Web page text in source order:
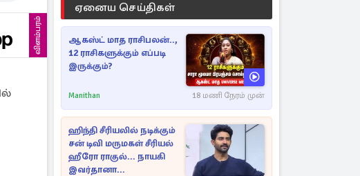
விளம்பரம்
ஏனைய செய்திகள்
ஆகஸ்ட் மாத ராசிபலன்..,
12 ராசிகளுக்கும் எப்படி
இருக்கும்?
Manithan 18 மணி நேரம் முன்
ஹிந்தி சீரியலில் நடிக்கும்
சன் டிவி மருமகள் சீரியல்
ஹீரோ ராகுல்... நாயகி
இவர்தானா...